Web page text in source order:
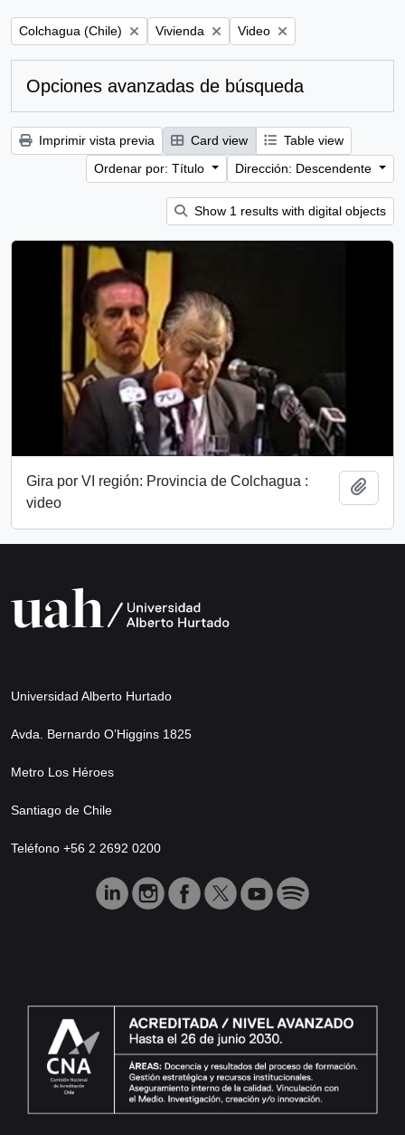
Remove filter:
Colchagua (Chile) Remove filter:
Vivienda Remove filter:
Video
Opciones avanzadas de búsqueda
Imprimir vista previa Card view
Table view
Ordenar por: Título
Dirección: Descendente
Show 1 results with digital objects
Gira por VI región: Provincia de Colchagua :
video
Universidad Alberto Hurtado
Avda. Bernardo O’Higgins 1825
Metro Los Héroes
Santiago de Chile
Teléfono +56 2 2692 0200